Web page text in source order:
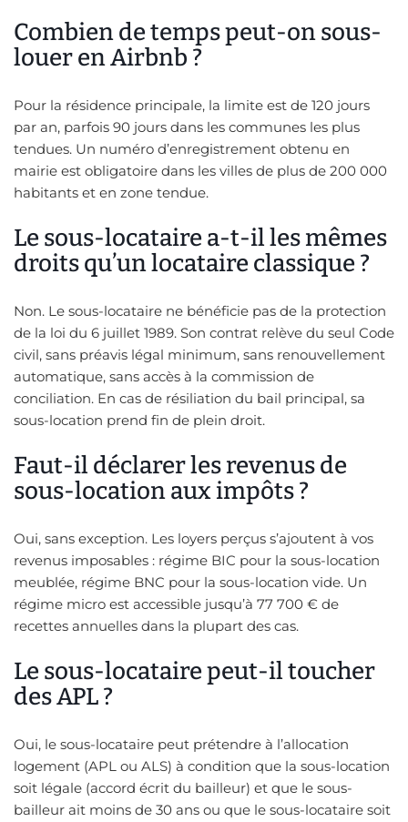
Combien de temps peut-on sous-
louer en Airbnb ?
Pour la résidence principale, la limite est de 120 jours
par an, parfois 90 jours dans les communes les plus
tendues. Un numéro d’enregistrement obtenu en
mairie est obligatoire dans les villes de plus de 200 000
habitants et en zone tendue.
Le sous-locataire a-t-il les mêmes
droits qu’un locataire classique ?
Non. Le sous-locataire ne bénéficie pas de la protection
de la loi du 6 juillet 1989. Son contrat relève du seul Code
civil, sans préavis légal minimum, sans renouvellement
automatique, sans accès à la commission de
conciliation. En cas de résiliation du bail principal, sa
sous-location prend fin de plein droit.
Faut-il déclarer les revenus de
sous-location aux impôts ?
Oui, sans exception. Les loyers perçus s’ajoutent à vos
revenus imposables : régime BIC pour la sous-location
meublée, régime BNC pour la sous-location vide. Un
régime micro est accessible jusqu’à 77 700 € de
recettes annuelles dans la plupart des cas.
Le sous-locataire peut-il toucher
des APL ?
Oui, le sous-locataire peut prétendre à l’allocation
logement (APL ou ALS) à condition que la sous-location
soit légale (accord écrit du bailleur) et que le sous-
bailleur ait moins de 30 ans ou que le sous-locataire soit